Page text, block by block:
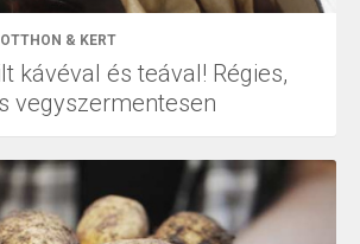
OTTHON & KERT
kávéval és teával! Régies,
vegyszermentesen